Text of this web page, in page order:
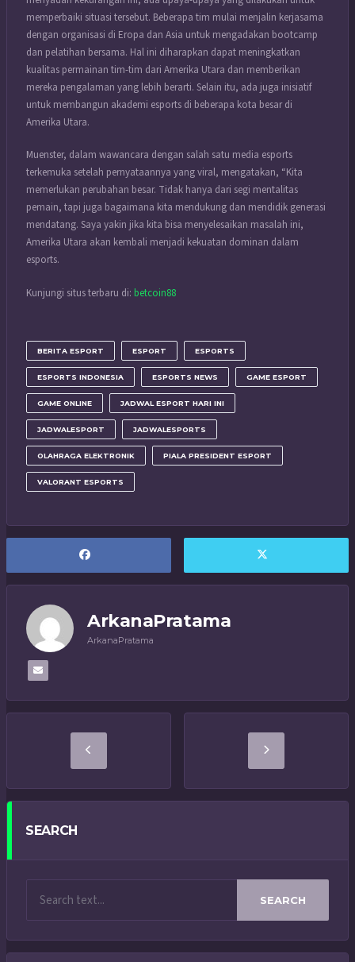
memperbaiki situasi tersebut. Beberapa tim mulai menjalin kerjasama
dengan organisasi di Eropa dan Asia untuk mengadakan bootcamp
dan pelatihan bersama. Hal ini diharapkan dapat meningkatkan
kualitas permainan tim-tim dari Amerika Utara dan memberikan
mereka pengalaman yang lebih berarti. Selain itu, ada juga inisiatif
untuk membangun akademi esports di beberapa kota besar di
Amerika Utara.
Muenster, dalam wawancara dengan salah satu media esports
terkemuka setelah pernyataannya yang viral, mengatakan, “Kita
memerlukan perubahan besar. Tidak hanya dari segi mentalitas
pemain, tapi juga bagaimana kita mendukung dan mendidik generasi
mendatang. Saya yakin jika kita bisa menyelesaikan masalah ini,
Amerika Utara akan kembali menjadi kekuatan dominan dalam
esports.
Kunjungi situs terbaru di: betcoin88
BERITA ESPORT ESPORT ESPORTS
ESPORTS INDONESIA ESPORTS NEWS GAME ESPORT
GAME ONLINE JADWAL ESPORT HARI INI
JADWALESPORT JADWALESPORTS
OLAHRAGA ELEKTRONIK PIALA PRESIDENT ESPORT
VALORANT ESPORTS
ArkanaPratama
ArkanaPratama
SEARCH
SEARCH